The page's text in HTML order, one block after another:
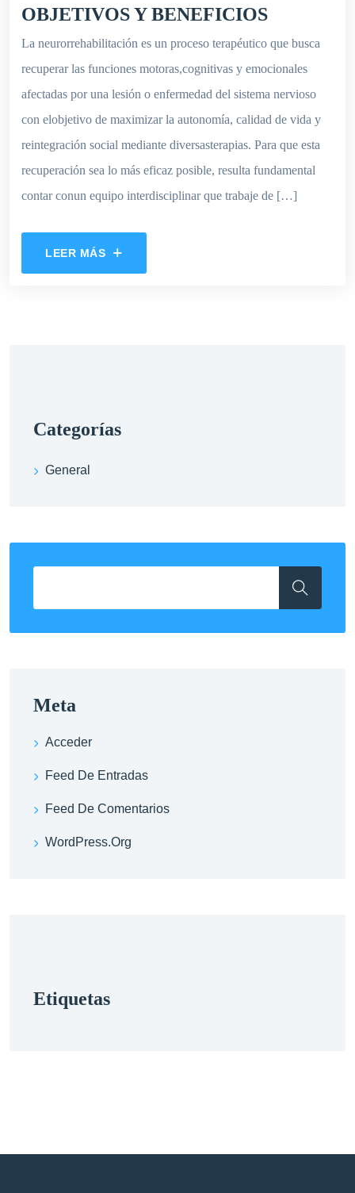
OBJETIVOS Y BENEFICIOS
La neurorrehabilitación es un proceso terapéutico que busca
recuperar las funciones motoras,cognitivas y emocionales
afectadas por una lesión o enfermedad del sistema nervioso
con elobjetivo de maximizar la autonomía, calidad de vida y
reintegración social mediante diversasterapias. Para que esta
recuperación sea lo más eficaz posible, resulta fundamental
contar conun equipo interdisciplinar que trabaje de […]
LEER MÁS
categorías
General
Meta
Acceder
Feed De Entradas
Feed De Comentarios
WordPress.org
etiquetas